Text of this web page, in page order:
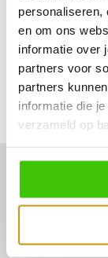
personaliseren,
en om ons
informatie over
partners voor
partners
informatie die
verzameld op
Specificaties
Reviews
Delen
Vraag het een